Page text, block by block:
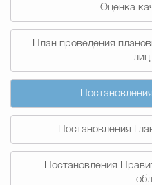
Оценка
План проведения
лиц
Постановления
Постановления